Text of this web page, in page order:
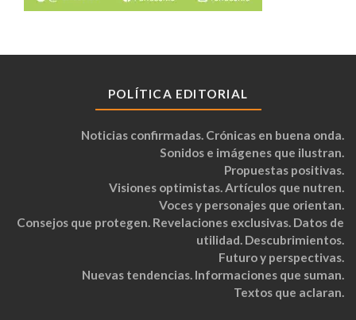
POLÍTICA EDITORIAL
Noticias confirmadas. Crónicas en buena onda.
Sonidos e imágenes que ilustran.
Propuestas positivas.
Visiones optimistas. Artículos que nutren.
Voces y personajes que orientan.
Consejos que protegen. Revelaciones exclusivas. Datos de
utilidad. Descubrimientos.
Futuro y perspectivas.
Nuevas tendencias. Informaciones que suman.
Textos que aclaran.